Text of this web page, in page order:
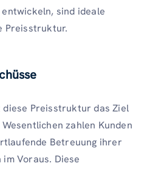
sind ideale
Preisstruktur.
diese Preisstruktur das Ziel
zahlen Kunden
Betreuung ihrer
Voraus. Diese